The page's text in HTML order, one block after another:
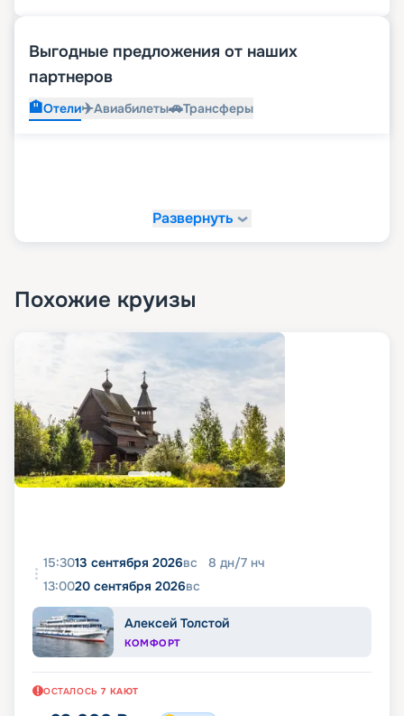
Выгодные предложения от наших
партнеров
🏨Отели✈️Авиабилеты🚗Трансферы
Развернуть
Похожие круизы
15:3013 сентября 2026вс 8 дн/7 нч
13:0020 сентября 2026вс
Алексей Толстой
КОМФОРТ
ОСТАЛОСЬ 7 КАЮТ